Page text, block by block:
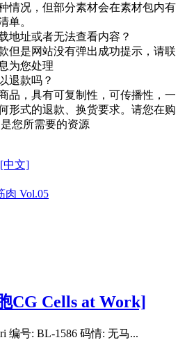
情况，但部分素材会在素材包内有
单。
地址或者无法查看内容？
但是网站没有弹出成功提示，请联
为您处理
退款吗？
品，具有可复制性，可传播性，一
形式的退款、换货要求。请您在购
您所需要的资源
中文]
肉 Vol.05
CG Cells at Work]
编号: BL-1586 码情: 无马...